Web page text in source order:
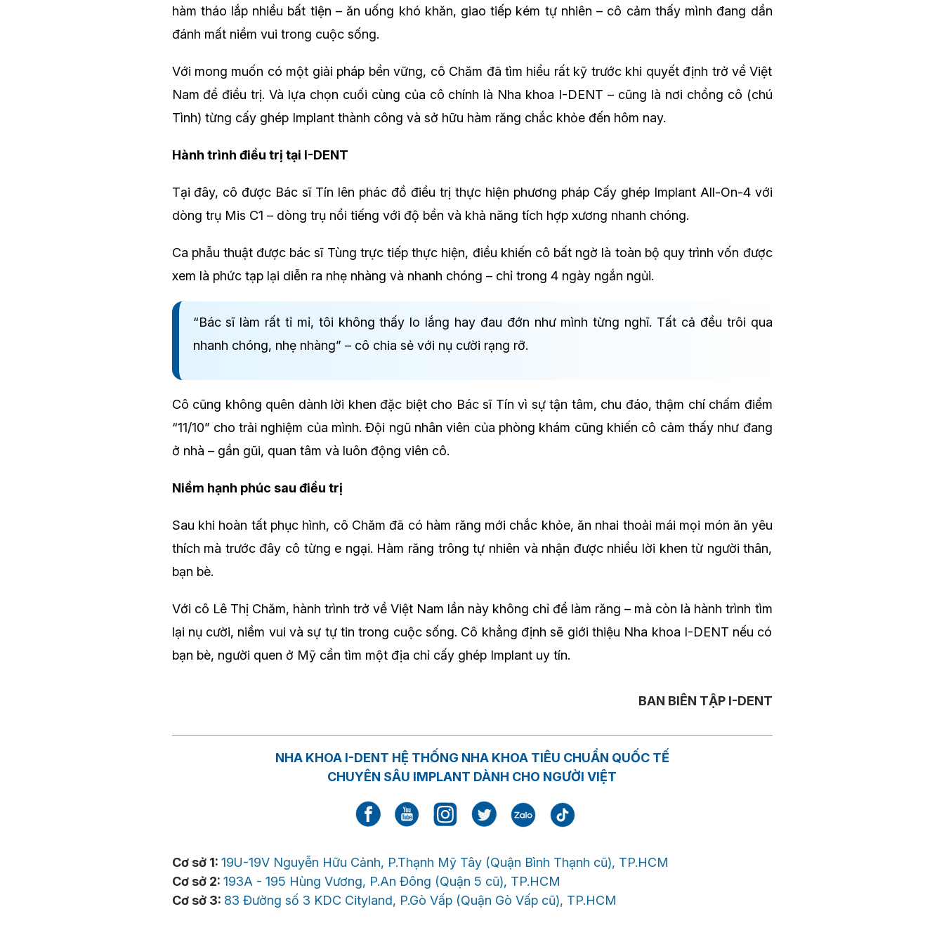
hàm tháo lắp nhiều bất tiện – ăn uống khó khăn, giao tiếp kém tự nhiên – cô cảm thấy mình đang dần
đánh mất niềm vui trong cuộc sống.
Với mong muốn có một giải pháp bền vững, cô Chăm đã tìm hiểu rất kỹ trước khi quyết định trở về Việt
Nam để điều trị. Và lựa chọn cuối cùng của cô chính là Nha khoa I-DENT – cũng là nơi chồng cô (chú
Tình) từng cấy ghép Implant thành công và sở hữu hàm răng chắc khỏe đến hôm nay.
Hành trình điều trị tại I-DENT
Tại đây, cô được Bác sĩ Tín lên phác đồ điều trị thực hiện phương pháp Cấy ghép Implant All-On-4 với
dòng trụ Mis C1 – dòng trụ nổi tiếng với độ bền và khả năng tích hợp xương nhanh chóng.
Ca phẫu thuật được bác sĩ Tùng trực tiếp thực hiện, điều khiến cô bất ngờ là toàn bộ quy trình vốn được
xem là phức tạp lại diễn ra nhẹ nhàng và nhanh chóng – chỉ trong 4 ngày ngắn ngủi.
“Bác sĩ làm rất tỉ mỉ, tôi không thấy lo lắng hay đau đớn như mình từng nghĩ. Tất cả đều trôi qua
nhanh chóng, nhẹ nhàng” – cô chia sẻ với nụ cười rạng rỡ.
Cô cũng không quên dành lời khen đặc biệt cho Bác sĩ Tín vì sự tận tâm, chu đáo, thậm chí chấm điểm
“11/10” cho trải nghiệm của mình. Đội ngũ nhân viên của phòng khám cũng khiến cô cảm thấy như đang
ở nhà – gần gũi, quan tâm và luôn động viên cô.
Niềm hạnh phúc sau điều trị
Sau khi hoàn tất phục hình, cô Chăm đã có hàm răng mới chắc khỏe, ăn nhai thoải mái mọi món ăn yêu
thích mà trước đây cô từng e ngại. Hàm răng trông tự nhiên và nhận được nhiều lời khen từ người thân,
bạn bè.
Với cô Lê Thị Chăm, hành trình trở về Việt Nam lần này không chỉ để làm răng – mà còn là hành trình tìm
lại nụ cười, niềm vui và sự tự tin trong cuộc sống. Cô khẳng định sẽ giới thiệu Nha khoa I-DENT nếu có
bạn bè, người quen ở Mỹ cần tìm một địa chỉ cấy ghép Implant uy tín.
BAN BIÊN TẬP I-DENT
NHA KHOA I-DENT HỆ THỐNG NHA KHOA TIÊU CHUẨN QUỐC TẾ
CHUYÊN SÂU IMPLANT DÀNH CHO NGƯỜI VIỆT
Cơ sở 1: 19U-19V Nguyễn Hữu Cảnh, P.Thạnh Mỹ Tây (Quận Bình Thạnh cũ), TP.HCM
Cơ sở 2: 193A - 195 Hùng Vương, P.An Đông (Quận 5 cũ), TP.HCM
Cơ sở 3: 83 Đường số 3 KDC Cityland, P.Gò Vấp (Quận Gò Vấp cũ), TP.HCM